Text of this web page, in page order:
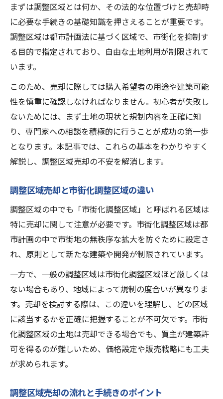
調整区域売却を考えるなら知っておきたい基礎
知識
調整区域売却の基本用語と概念を理解
市街化調整区域売却に必要な許可の種類
農地調整区域売却で注意する手続き
調整区域売却と固定資産税の基礎知識
売却できない悩みに寄り添う調整区域売却の方
法
調整区域売却ができない時の選択肢を提案
調整区域売却の個人売買と専門会社活用法
調整区域売却できない時の賃貸活用アイデ
ア
売却できず困った時の調整区域売却相談先
農地調整区域売却の成功術と注意点
農地調整区域売却の特有なハードルとは
農地調整区域売却で必要な転用手続き
農地調整区域売却の相場と査定のポイント
農地調整区域売却で失敗しない注意点
農地調整区域売却のターゲット選定方法
査定方法がわかる調整区域売却入門ガイド
市街化調整区域査定方法の違いを解説
まずは調整区域とは何か、その法的な位置づけと売却時
に必要な手続きの基礎知識を押さえることが重要です。
調整区域は都市計画法に基づく区域で、市街化を抑制す
る目的で指定されており、自由な土地利用が制限されて
います。
このため、売却に際しては購入希望者の用途や建築可能
性を慎重に確認しなければなりません。初心者が失敗し
ないためには、まず土地の現状と規制内容を正確に知
り、専門家への相談を積極的に行うことが成功の第一歩
となります。本記事では、これらの基本をわかりやすく
解説し、調整区域売却の不安を解消します。
調整区域売却と市街化調整区域の違い
調整区域の中でも「市街化調整区域」と呼ばれる区域は
特に売却に関して注意が必要です。市街化調整区域は都
市計画の中で市街地の無秩序な拡大を防ぐために設定さ
れ、原則として新たな建築や開発が制限されています。
一方で、一般の調整区域は市街化調整区域ほど厳しくは
ない場合もあり、地域によって規制の度合いが異なりま
す。売却を検討する際は、この違いを理解し、どの区域
に該当するかを正確に把握することが不可欠です。市街
化調整区域の土地は売却できる場合でも、買主が建築許
可を得るのが難しいため、価格設定や販売戦略にも工夫
が求められます。
調整区域売却の流れと手続きのポイント